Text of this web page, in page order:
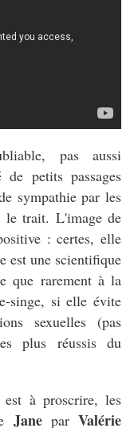
pas aussi
de petits passages
sympathie par les
le trait. L'image de
: certes, elle
est une scientifique
que rarement à la
singe, si elle évite
sexuelles (pas
plus réussis du
est à proscrire, les
Jane par Valérie